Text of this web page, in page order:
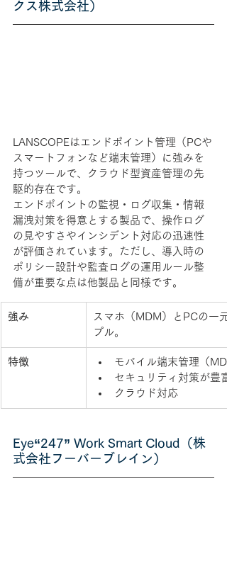
クス株式会社）
LANSCOPEはエンドポイント管理（PCや
スマートフォンなど端末管理）に強みを
持つツールで、クラウド型資産管理の先
駆的存在です。
エンドポイントの監視・ログ収集・情報
漏洩対策を得意とする製品で、操作ログ
の見やすさやインシデント対応の迅速性
が評価されています。ただし、導入時の
ポリシー設計や監査ログの運用ルール整
備が重要な点は他製品と同様です。
強み
スマホ（MDM）とPCの一
プル。
特徴
モバイル端末管理（
セキュリティ対策が豊富
クラウド対応
Eye“247” Work Smart Cloud（株
式会社フーバーブレイン）